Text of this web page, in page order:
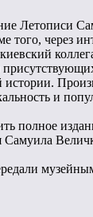
Летописи
через
истории.
и
полное